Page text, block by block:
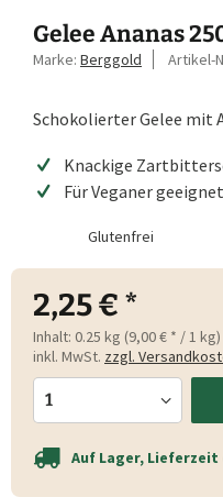
Gelee Ananas
Marke: Berggold Artikel-
Schokolierter Gelee mit
Knackige
Für Veganer geeignet
Glutenfrei
2,25 € *
Inhalt: 0.25 kg (9,00 € * / 1 kg)
inkl. MwSt. zzgl.
Auf Lager, Lieferzeit